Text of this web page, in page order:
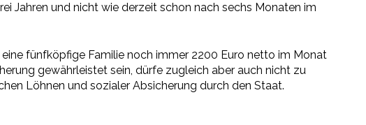
Jahren und nicht wie derzeit schon nach sechs Monaten im
fünfköpfige Familie noch immer 2200 Euro netto im Monat
gewährleistet sein, dürfe zugleich aber auch nicht zu
Löhnen und sozialer Absicherung durch den Staat.